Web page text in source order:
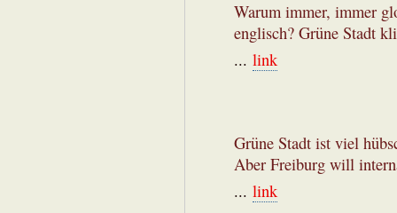
Warum immer, immer
englisch? Grüne Stadt
... link
Grüne Stadt ist viel
Aber Freiburg will
... link